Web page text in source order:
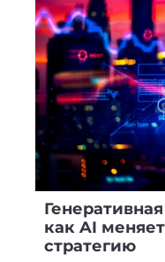
как AI
стратегию